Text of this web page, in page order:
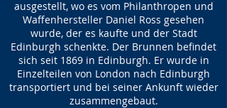
ausgestellt, wo es vom Philanthropen und
Waffenhersteller Daniel Ross gesehen
wurde, der es kaufte und der Stadt
Edinburgh schenkte. Der Brunnen befindet
sich seit 1869 in Edinburgh. Er wurde in
Einzelteilen von London nach Edinburgh
transportiert und bei seiner Ankunft wieder
zusammengebaut.